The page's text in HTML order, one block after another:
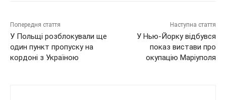
Попередня стаття
У Польщі розблокували ще
один пункт пропуску на
кордоні з Україною
Наступна стаття
У Нью-Йорку відбувся
показ вистави про
окупацію Маріуполя